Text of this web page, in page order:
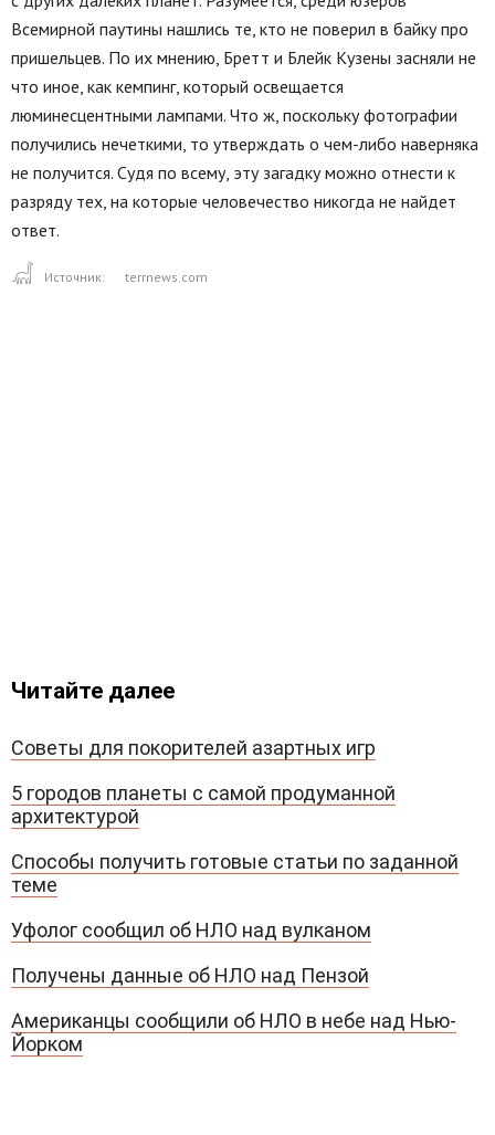
Всемирной паутины нашлись те, кто не поверил в байку про
пришельцев. По их мнению, Бретт и Блейк Кузены засняли не
что иное, как кемпинг, который освещается
люминесцентными лампами. Что ж, поскольку фотографии
получились нечеткими, то утверждать о чем-либо наверняка
не получится. Судя по всему, эту загадку можно отнести к
разряду тех, на которые человечество никогда не найдет
ответ.
Источник: terrnews.com
Читайте далее
Советы для покорителей азартных игр
5 городов планеты с самой продуманной
архитектурой
Способы получить готовые статьи по заданной
теме
Уфолог сообщил об НЛО над вулканом
Получены данные об НЛО над Пензой
Американцы сообщили об НЛО в небе над Нью-
Йорком